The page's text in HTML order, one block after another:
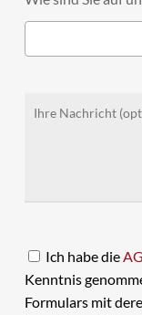
Ich habe die
Kenntnis
Formulars mit